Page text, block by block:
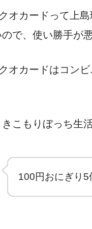
オカードって上
で、使い勝手が
オカードはコン
こもりぼっち生
100円おにぎり